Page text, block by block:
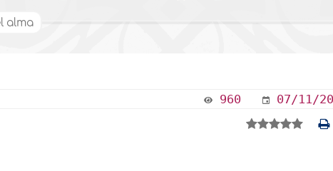
alma
960 07/11/